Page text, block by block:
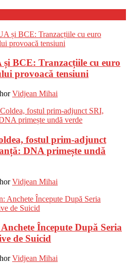
și BCE: Tranzacțiile cu euro
provoacă tensiuni
Vidjean Mihai
fostul prim-adjunct
DNA primește undă
Vidjean Mihai
Începute După Seria
de Suicid
Vidjean Mihai